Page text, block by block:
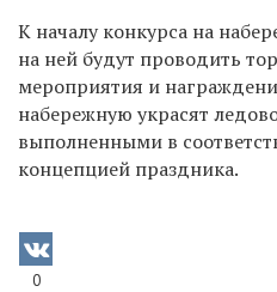
К началу конкурса на
на ней будут проводить
мероприятия и
набережную украсят
выполненными в
концепцией праздника.
0